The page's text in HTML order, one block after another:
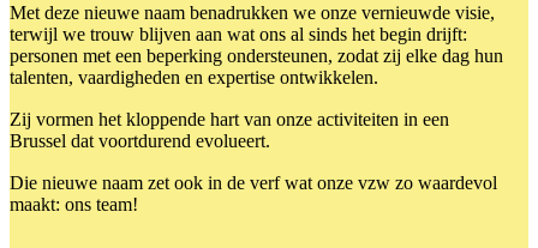
Met deze nieuwe naam benadrukken we onze vernieuwde visie,
terwijl we trouw blijven aan wat ons al sinds het begin drijft:
personen met een beperking ondersteunen, zodat zij elke dag hun
talenten, vaardigheden en expertise ontwikkelen.
Zij vormen het kloppende hart van onze activiteiten in een
Brussel dat voortdurend evolueert.
Die nieuwe naam zet ook in de verf wat onze vzw zo waardevol
maakt: ons team!